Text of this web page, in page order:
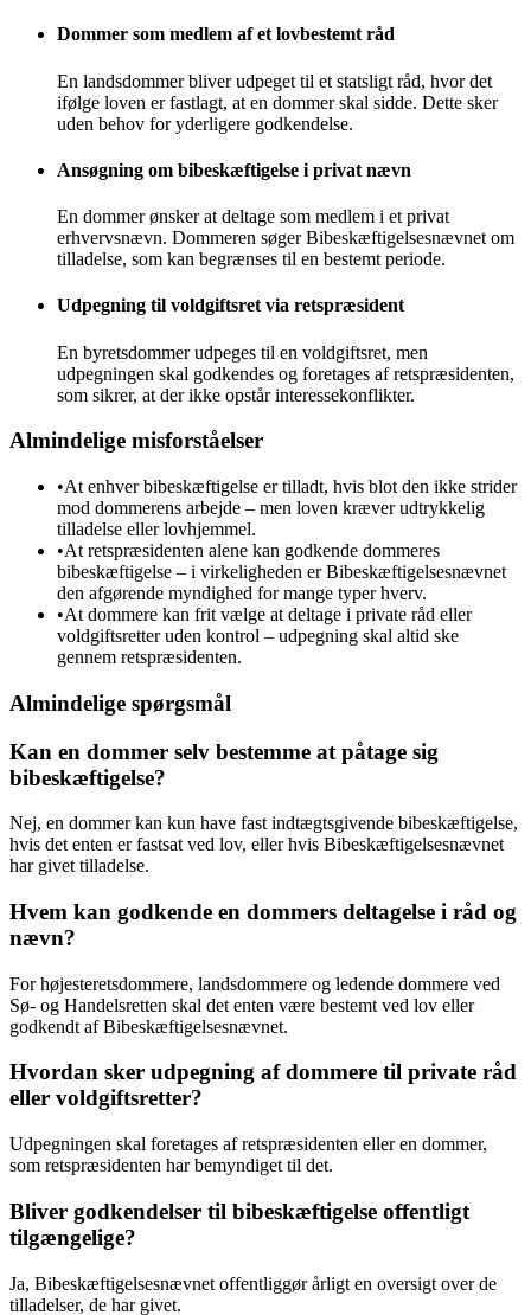
Dommer som medlem af et lovbestemt råd
En landsdommer bliver udpeget til et statsligt råd, hvor det
ifølge loven er fastlagt, at en dommer skal sidde. Dette sker
uden behov for yderligere godkendelse.
Ansøgning om bibeskæftigelse i privat nævn
En dommer ønsker at deltage som medlem i et privat
erhvervsnævn. Dommeren søger Bibeskæftigelsesnævnet om
tilladelse, som kan begrænses til en bestemt periode.
Udpegning til voldgiftsret via retspræsident
En byretsdommer udpeges til en voldgiftsret, men
udpegningen skal godkendes og foretages af retspræsidenten,
som sikrer, at der ikke opstår interessekonflikter.
Almindelige misforståelser
•At enhver bibeskæftigelse er tilladt, hvis blot den ikke strider
mod dommerens arbejde – men loven kræver udtrykkelig
tilladelse eller lovhjemmel.
•At retspræsidenten alene kan godkende dommeres
bibeskæftigelse – i virkeligheden er Bibeskæftigelsesnævnet
den afgørende myndighed for mange typer hverv.
•At dommere kan frit vælge at deltage i private råd eller
voldgiftsretter uden kontrol – udpegning skal altid ske
gennem retspræsidenten.
Almindelige spørgsmål
Kan en dommer selv bestemme at påtage sig
bibeskæftigelse?
Nej, en dommer kan kun have fast indtægtsgivende bibeskæftigelse,
hvis det enten er fastsat ved lov, eller hvis Bibeskæftigelsesnævnet
har givet tilladelse.
Hvem kan godkende en dommers deltagelse i råd og
nævn?
For højesteretsdommere, landsdommere og ledende dommere ved
Sø- og Handelsretten skal det enten være bestemt ved lov eller
godkendt af Bibeskæftigelsesnævnet.
Hvordan sker udpegning af dommere til private råd
eller voldgiftsretter?
Udpegningen skal foretages af retspræsidenten eller en dommer,
som retspræsidenten har bemyndiget til det.
Bliver godkendelser til bibeskæftigelse offentligt
tilgængelige?
Ja, Bibeskæftigelsesnævnet offentliggør årligt en oversigt over de
tilladelser, de har givet.